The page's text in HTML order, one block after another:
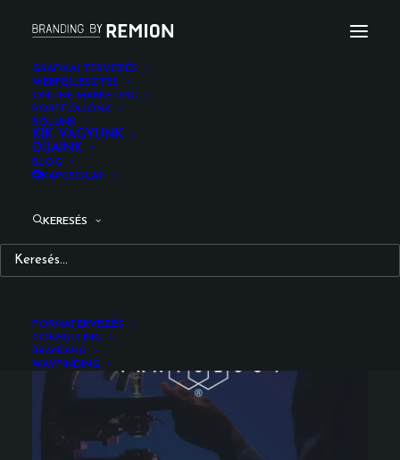
GRAFIKAI TERVEZÉS
WEBFEJLESZTÉS
ONLINE MARKETING
PORTFÓLIÓNK
RÓLUNK
KIK VAGYUNK
DÍJAINK
BLOG
KAPCSOLAT
KERESÉS
FORMATERVEZÉS
CONSULTING
BRANDING
WAYFINDING
Trayology Logotípia
tervezés